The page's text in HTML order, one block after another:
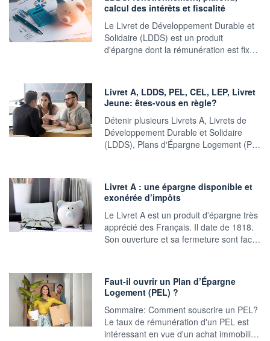
calcul des intérêts et fiscalité
Le Livret de Développement Durable et
Solidaire (LDDS) est un produit
d'épargne dont la rémunération est fix…
Livret A, LDDS, PEL, CEL, LEP, Livret
Jeune: êtes-vous en règle?
Détenir plusieurs Livrets A, Livrets de
Développement Durable et Solidaire
(LDDS), Plans d'Épargne Logement (P…
Livret A : une épargne disponible et
exonérée d’impôts
Le Livret A est un produit d'épargne très
apprécié des Français. Il date de 1818.
Son ouverture et sa fermeture sont fac…
Faut-il ouvrir un Plan d’Épargne
Logement (PEL) ?
Sommaire: Comment souscrire un PEL?
Le taux de rémunération d'un PEL est
intéressant en vue d'un achat immobili…